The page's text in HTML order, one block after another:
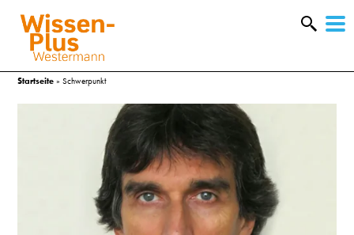
Startseite »Schwerpunkt